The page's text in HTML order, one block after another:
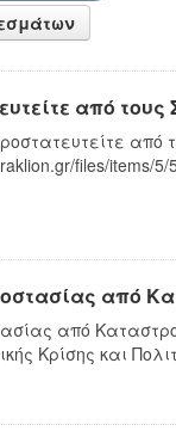
από τους
από
files/items/5/
από
από
Κρίσης και